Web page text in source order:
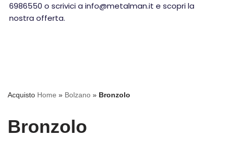
6986550 o scrivici a info@metalman.it e scopri la
nostra offerta.
Acquisto Home » Bolzano » Bronzolo
Bronzolo